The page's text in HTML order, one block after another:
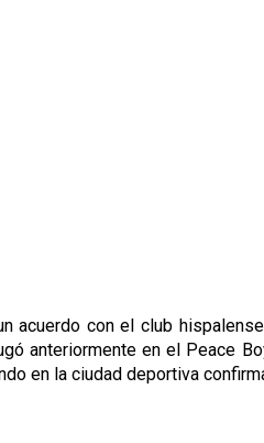
acuerdo con el club
anteriormente en el Peace
en la ciudad deportiva